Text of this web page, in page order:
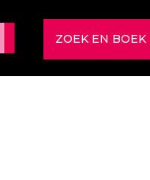
ZOEK EN BOEK